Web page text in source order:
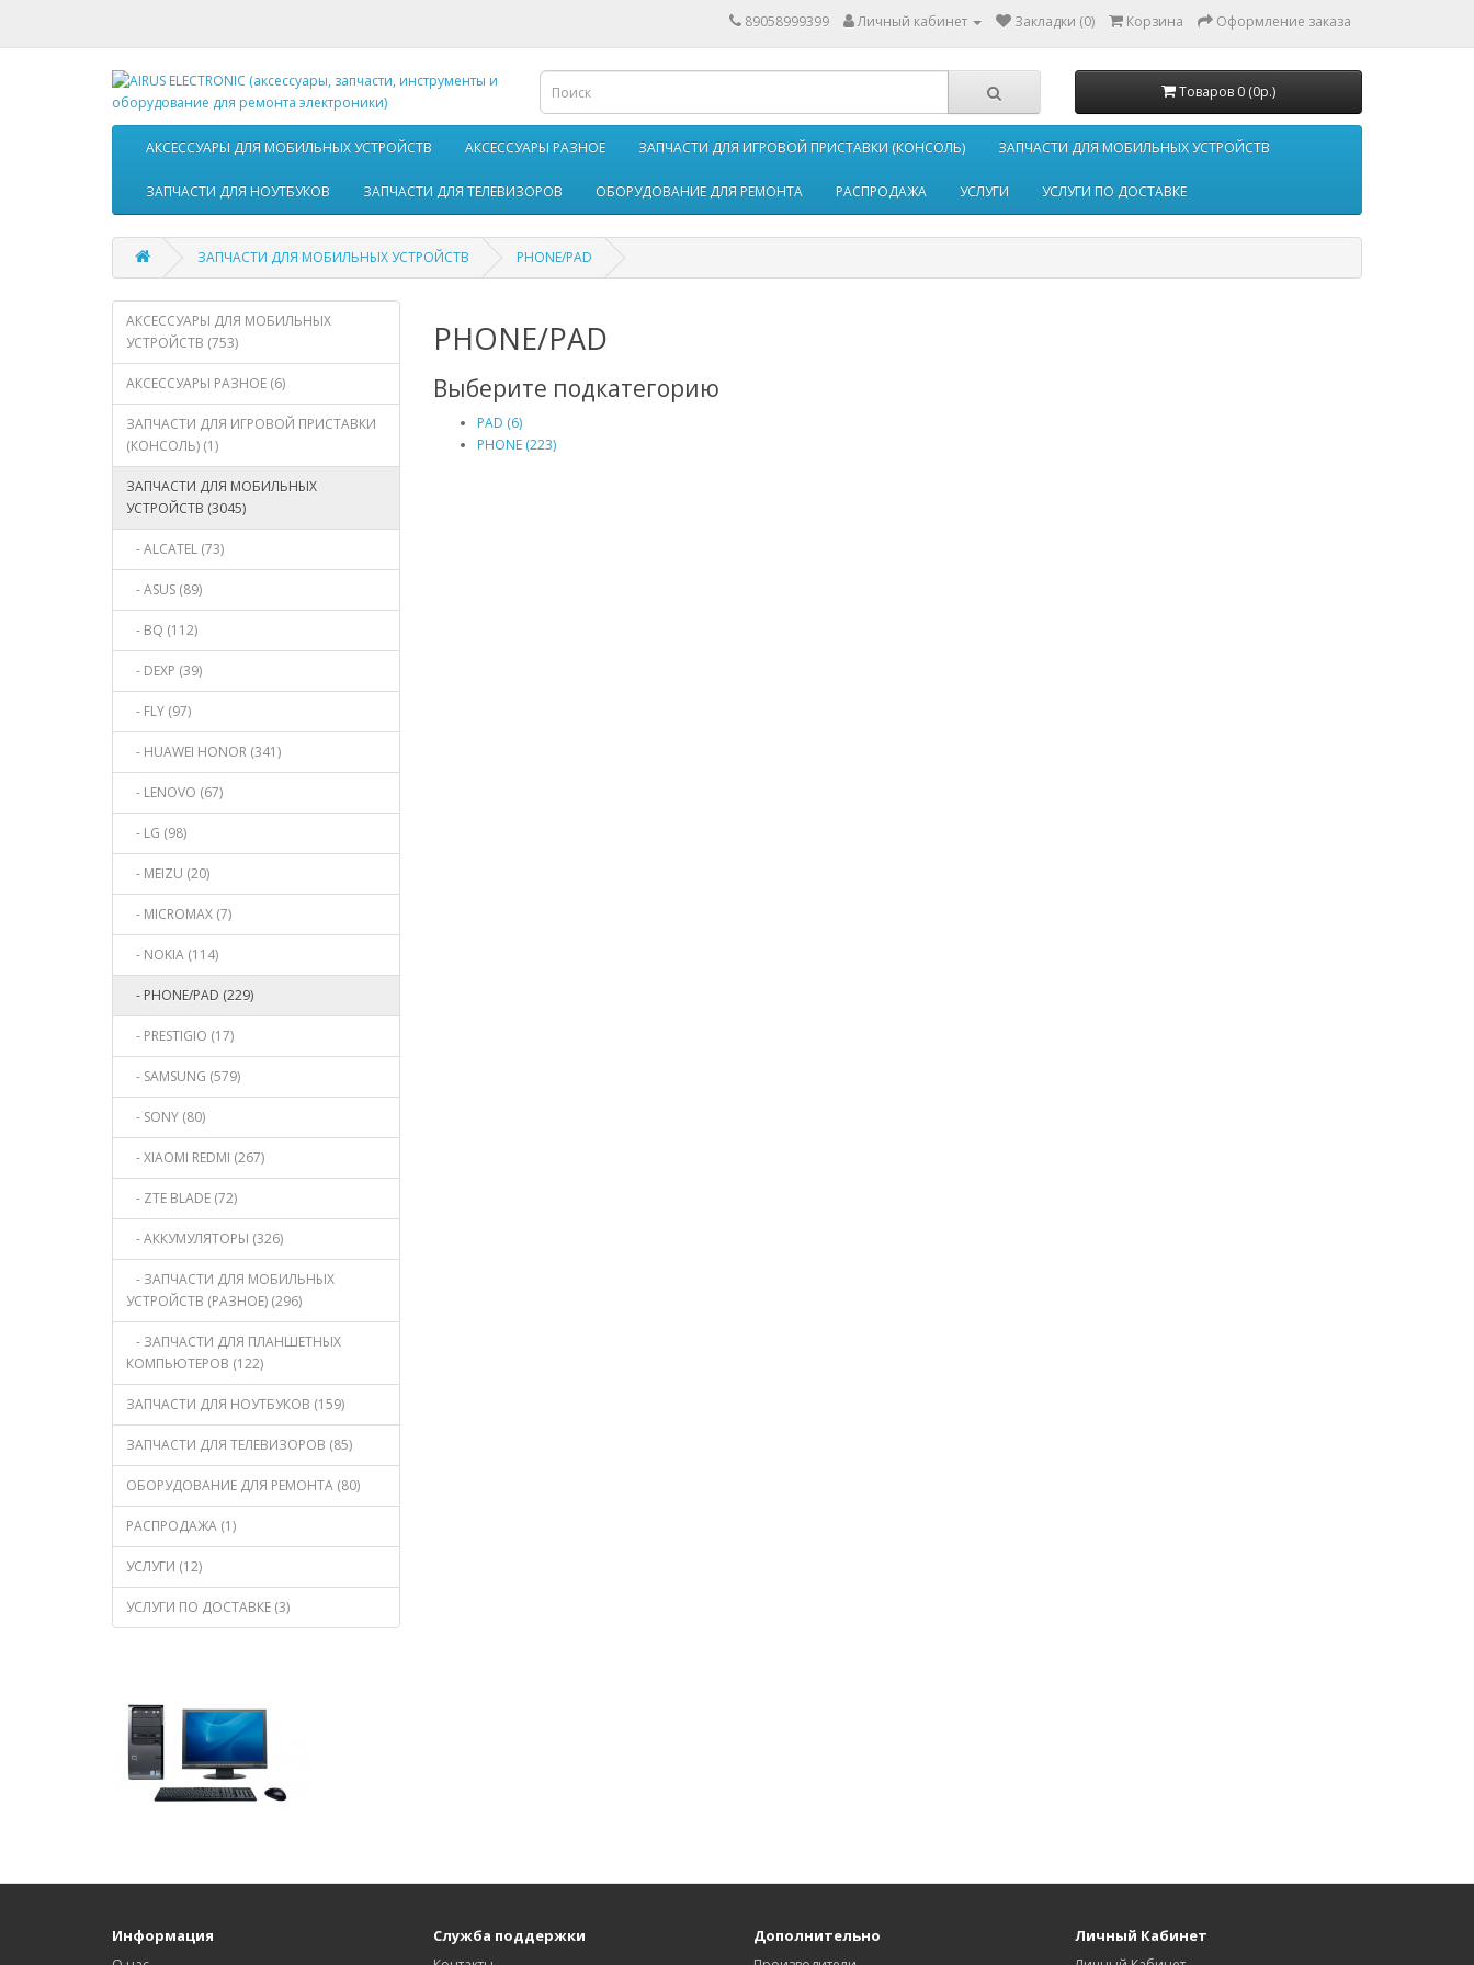
89058999399 Личный кабинет Закладки (0) Корзина Оформление заказа
Товаров 0 (0р.)
АКСЕССУАРЫ ДЛЯ МОБИЛЬНЫХ УСТРОЙСТВ АКСЕССУАРЫ РАЗНОЕ ЗАПЧАСТИ ДЛЯ ИГРОВОЙ ПРИСТАВКИ (КОНСОЛЬ) ЗАПЧАСТИ ДЛЯ МОБИЛЬНЫХ УСТРОЙСТВ
ЗАПЧАСТИ ДЛЯ НОУТБУКОВ ЗАПЧАСТИ ДЛЯ ТЕЛЕВИЗОРОВ ОБОРУДОВАНИЕ ДЛЯ РЕМОНТА РАСПРОДАЖА УСЛУГИ УСЛУГИ ПО ДОСТАВКЕ
ЗАПЧАСТИ ДЛЯ МОБИЛЬНЫХ УСТРОЙСТВ PHONE/PAD
АКСЕССУАРЫ ДЛЯ МОБИЛЬНЫХ
УСТРОЙСТВ (753)
АКСЕССУАРЫ РАЗНОЕ (6)
ЗАПЧАСТИ ДЛЯ ИГРОВОЙ ПРИСТАВКИ
(КОНСОЛЬ) (1)
ЗАПЧАСТИ ДЛЯ МОБИЛЬНЫХ
УСТРОЙСТВ (3045)
- ALCATEL (73)
- ASUS (89)
- BQ (112)
- DEXP (39)
- FLY (97)
- HUAWEI HONOR (341)
- LENOVO (67)
- LG (98)
- MEIZU (20)
- MICROMAX (7)
- NOKIA (114)
- PHONE/PAD (229)
- PRESTIGIO (17)
- SAMSUNG (579)
- SONY (80)
- XIAOMI REDMI (267)
- ZTE BLADE (72)
- АККУМУЛЯТОРЫ (326)
- ЗАПЧАСТИ ДЛЯ МОБИЛЬНЫХ
УСТРОЙСТВ (РАЗНОЕ) (296)
- ЗАПЧАСТИ ДЛЯ ПЛАНШЕТНЫХ
КОМПЬЮТЕРОВ (122)
ЗАПЧАСТИ ДЛЯ НОУТБУКОВ (159)
ЗАПЧАСТИ ДЛЯ ТЕЛЕВИЗОРОВ (85)
ОБОРУДОВАНИЕ ДЛЯ РЕМОНТА (80)
РАСПРОДАЖА (1)
УСЛУГИ (12)
УСЛУГИ ПО ДОСТАВКЕ (3)
PHONE/PAD
Выберите подкатегорию
PAD (6)
PHONE (223)
Информация Служба поддержки Дополнительно Личный Кабинет